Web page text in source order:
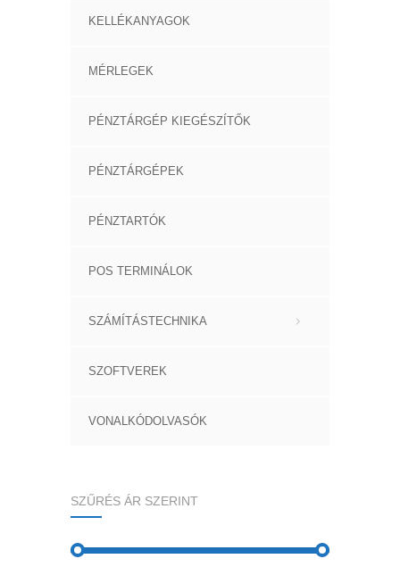
KELLÉKANYAGOK
MÉRLEGEK
PÉNZTÁRGÉP KIEGÉSZÍTŐK
PÉNZTÁRGÉPEK
PÉNZTARTÓK
POS TERMINÁLOK
SZÁMÍTÁSTECHNIKA
SZOFTVEREK
VONALKÓDOLVASÓK
SZŰRÉS ÁR SZERINT